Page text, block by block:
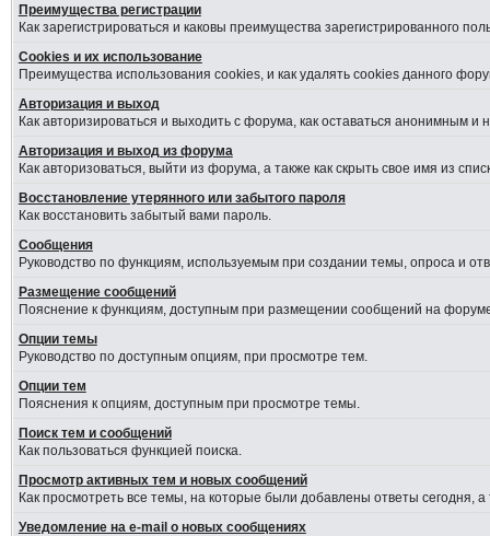
Преимущества регистрации
Как зарегистрироваться и каковы преимущества зарегистрированного
Cookies и их использование
Преимущества использования cookies, и как удалять cookies данного
Авторизация и выход
Как авторизироваться и выходить с форума, как оставаться анонимным
Авторизация и выход из форума
Как авторизоваться, выйти из форума, а также как скрыть свое имя из
Восстановление утерянного или забытого пароля
Как восстановить забытый вами пароль.
Сообщения
Руководство по функциям, используемым при создании темы, опроса и
Размещение сообщений
Пояснение к функциям, доступным при размещении сообщений на
Опции темы
Руководство по доступным опциям, при просмотре тем.
Опции тем
Пояснения к опциям, доступным при просмотре темы.
Поиск тем и сообщений
Как пользоваться функцией поиска.
Просмотр активных тем и новых сообщений
Как просмотреть все темы, на которые были добавлены ответы сегодня,
Уведомление на e-mail о новых сообщениях